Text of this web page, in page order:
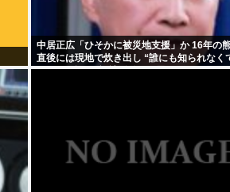
中居正広「ひそかに被災地支援」か 16年の
直後には現地で炊き出し “誰にも知られなく
い”と、強まる福祉活動への思い